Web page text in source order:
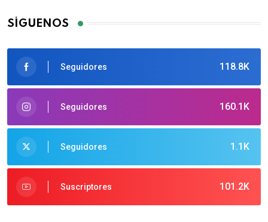
SÍGUENOS
118.8K
Seguidores
160.1K
Seguidores
1.1K
Seguidores
101.2K
Suscriptores